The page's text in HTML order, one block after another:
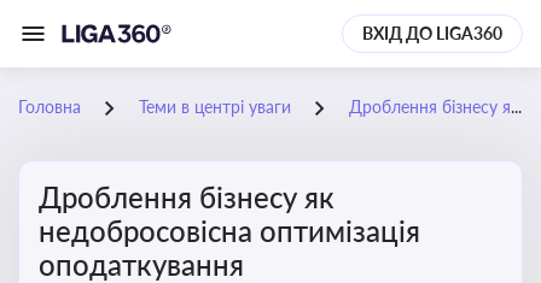
ВХІД ДО LIGA360
Головна Теми в центрі уваги Дроблення бізнесу як недобросовісна оптимізація оподаткування
Дроблення бізнесу як
недобросовісна оптимізація
оподаткування